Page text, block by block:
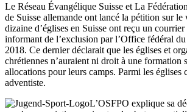
Le Réseau Évangélique Suisse et La
de Suisse allemande ont lancé la pétition sur le
dizaine d’églises en Suisse ont reçu un
informant de l’exclusion par l’Office fédéral
2018. Ce dernier déclarait que les églises et
chrétiennes n’auraient ni droit à une formation
allocations pour leurs camps. Parmi les églises
adventiste.
L’OSFPO explique sa